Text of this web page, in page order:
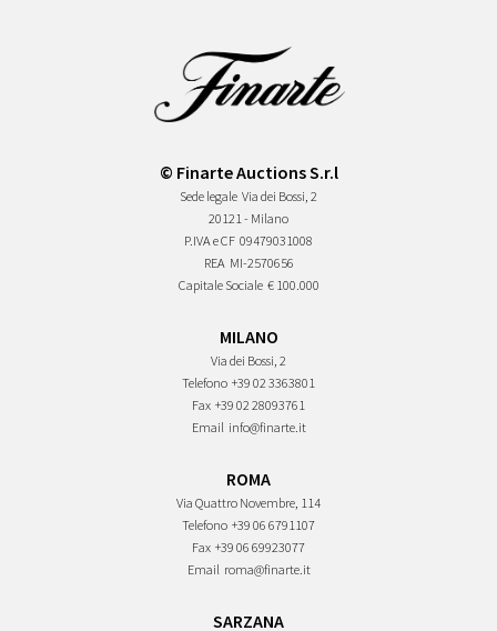
© Finarte Auctions S.r.l
Sede legale Via dei Bossi, 2
20121 - Milano
P.IVA e CF 09479031008
REA MI-2570656
Capitale Sociale € 100.000
MILANO
Via dei Bossi, 2
Telefono +39 02 3363801
Fax +39 02 28093761
Email info@finarte.it
ROMA
Via Quattro Novembre, 114
Telefono +39 06 6791107
Fax +39 06 69923077
Email roma@finarte.it
SARZANA